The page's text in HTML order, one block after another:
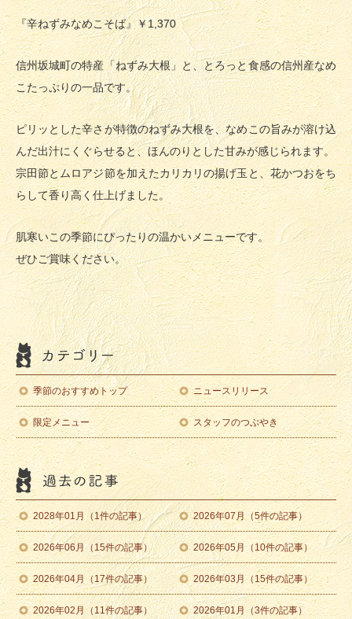
『辛ねずみなめこそば』￥1,370
信州坂城町の特産「ねずみ大根」と、とろっと食感の信州産なめ
こたっぷりの一品です。
ピリッとした辛さが特徴のねずみ大根を、なめこの旨みが溶け込
んだ出汁にくぐらせると、ほんのりとした甘みが感じられます。
宗田節とムロアジ節を加えたカリカリの揚げ玉と、花かつおをち
らして香り高く仕上げました。
肌寒いこの季節にぴったりの温かいメニューです。
ぜひご賞味ください。
季節のおすすめトップ ニュースリリース
限定メニュー スタッフのつぶやき
2028年01月（1件の記事） 2026年07月（5件の記事）
2026年06月（15件の記事） 2026年05月（10件の記事）
2026年04月（17件の記事） 2026年03月（15件の記事）
2026年02月（11件の記事） 2026年01月（3件の記事）